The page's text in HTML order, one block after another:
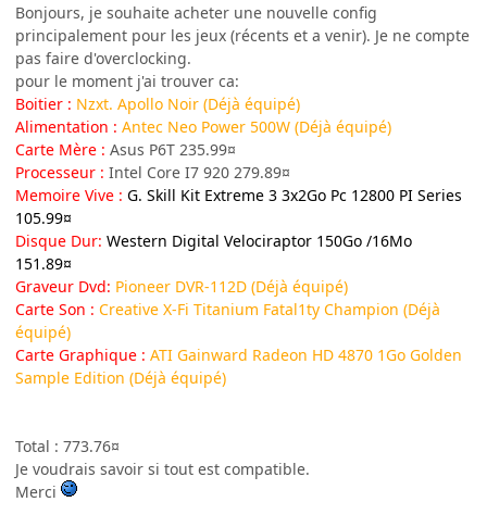
Bonjours, je souhaite acheter une nouvelle config
principalement pour les jeux (récents et a venir). Je ne compte
pas faire d'overclocking.
pour le moment j'ai trouver ca:
Boitier : Nzxt. Apollo Noir (Déjà équipé)
Alimentation : Antec Neo Power 500W (Déjà équipé)
Carte Mère : Asus P6T 235.99¤
Processeur : Intel Core I7 920 279.89¤
Memoire Vive : G. Skill Kit Extreme 3 3x2Go Pc 12800 PI Series
105.99¤
Disque Dur: Western Digital Velociraptor 150Go /16Mo
151.89¤
Graveur Dvd: Pioneer DVR-112D (Déjà équipé)
Carte Son : Creative X-Fi Titanium Fatal1ty Champion (Déjà
équipé)
Carte Graphique : ATI Gainward Radeon HD 4870 1Go Golden
Sample Edition (Déjà équipé)
Total : 773.76¤
Je voudrais savoir si tout est compatible.
Merci